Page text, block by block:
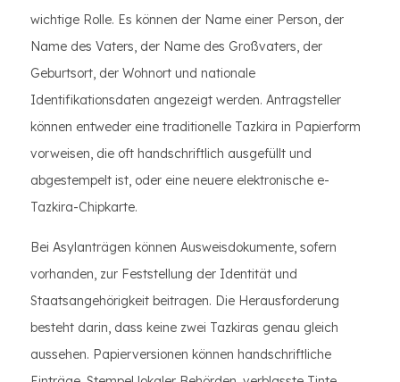
wichtige Rolle. Es können der Name einer Person, der
Name des Vaters, der Name des Großvaters, der
Geburtsort, der Wohnort und nationale
Identifikationsdaten angezeigt werden. Antragsteller
können entweder eine traditionelle Tazkira in Papierform
vorweisen, die oft handschriftlich ausgefüllt und
abgestempelt ist, oder eine neuere elektronische e-
Tazkira-Chipkarte.
Bei Asylanträgen können Ausweisdokumente, sofern
vorhanden, zur Feststellung der Identität und
Staatsangehörigkeit beitragen. Die Herausforderung
besteht darin, dass keine zwei Tazkiras genau gleich
aussehen. Papierversionen können handschriftliche